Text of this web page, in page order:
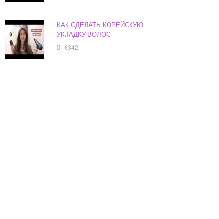
КАК СДЕЛАТЬ КОРЕЙСКУЮ
УКЛАДКУ ВОЛОС
6342